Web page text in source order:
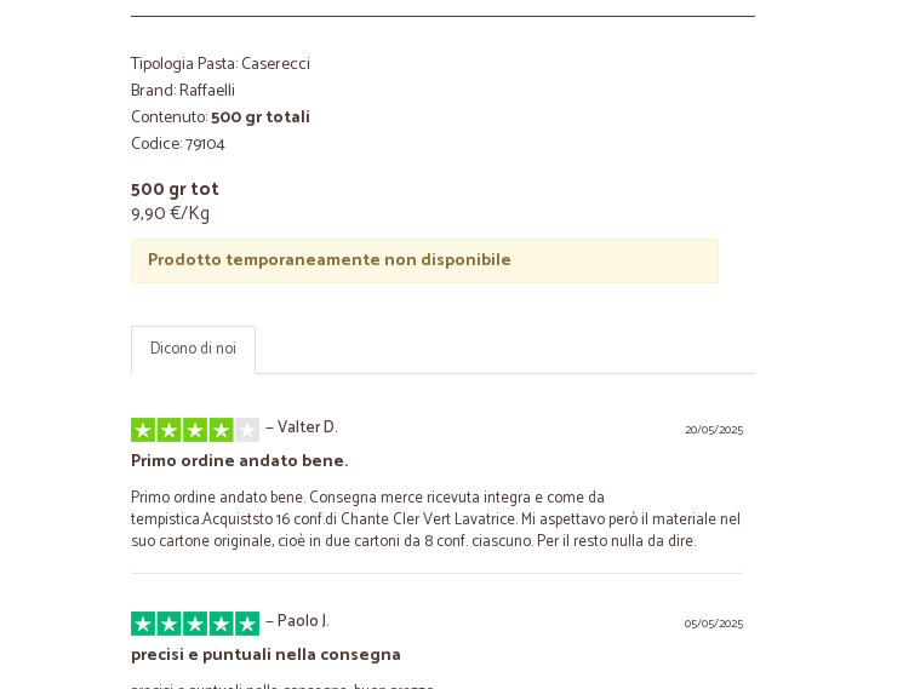
Tipologia Pasta: Caserecci
Brand: Raffaelli
Contenuto:500 gr totali
Codice: 79104
500 gr tot
9,90 €/Kg
Prodotto temporaneamente non disponibile
Dicono di noi
20/05/2025
—Valter D.
Primo ordine andato bene.
Primo ordine andato bene. Consegna merce ricevuta integra e come da
tempistica.Acquiststo 16 conf.di Chante Cler Vert Lavatrice. Mi aspettavo però il materiale nel
suo cartone originale, cioè in due cartoni da 8 conf. ciascuno. Per il resto nulla da dire.
05/05/2025
—Paolo J.
precisi e puntuali nella consegna